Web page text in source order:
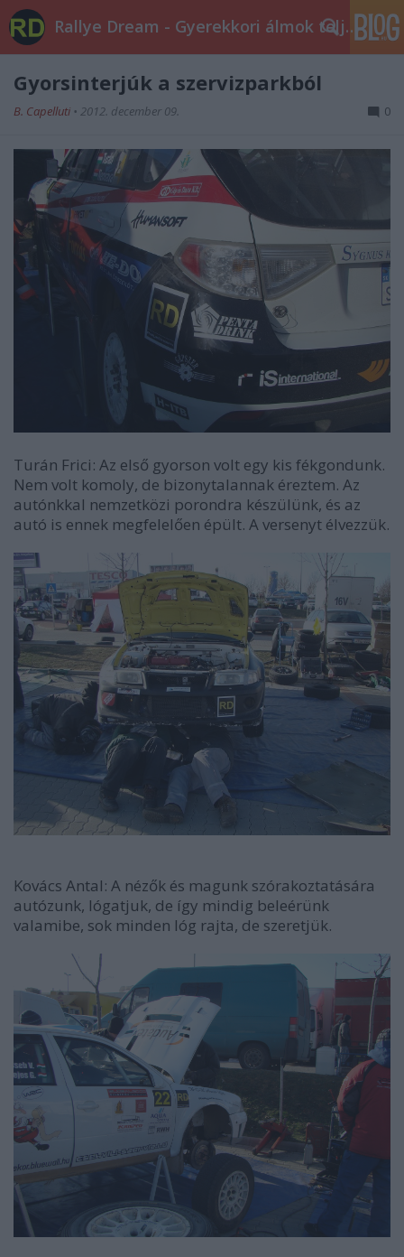
Rallye Dream - Gyerekkori álmok teljesüljetek!
Gyorsinterjúk a szervizparkból
B. Capelluti • 2012. december 09. 0
Turán Frici: Az első gyorson volt egy kis fékgondunk.
Nem volt komoly, de bizonytalannak éreztem. Az
autónkkal nemzetközi porondra készülünk, és az
autó is ennek megfelelően épült. A versenyt élvezzük.
Kovács Antal: A nézők és magunk szórakoztatására
autózunk, lógatjuk, de így mindig beleérünk
valamibe, sok minden lóg rajta, de szeretjük.